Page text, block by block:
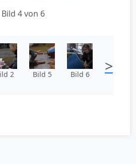
Bild 4 von 6
2 Bild 5 Bild 6 >